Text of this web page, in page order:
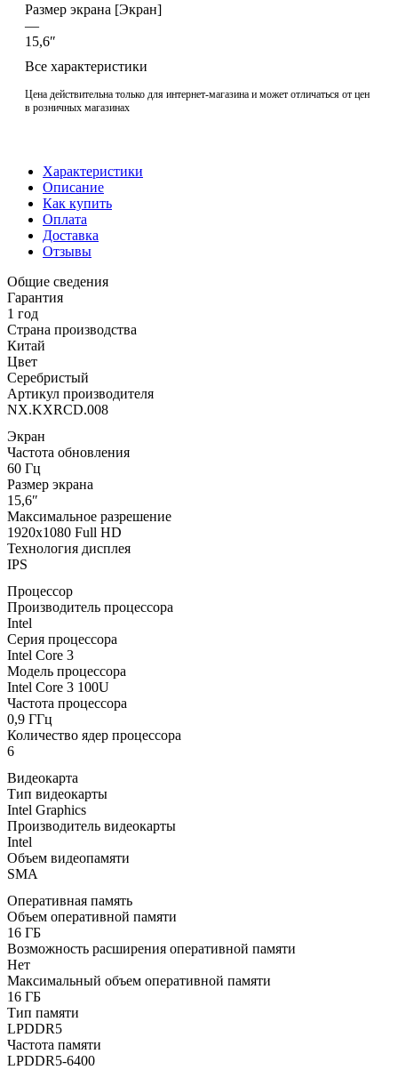
Размер экрана [Экран]
—
15,6″
Все характеристики
Цена действительна только для интернет-магазина и может отличаться от цен
в розничных магазинах
Характеристики
Описание
Как купить
Оплата
Доставка
Отзывы
Общие сведения
Гарантия
1 год
Страна производства
Китай
Цвет
Серебристый
Артикул производителя
NX.KXRCD.008
Экран
Частота обновления
60 Гц
Размер экрана
15,6″
Максимальное разрешение
1920x1080 Full HD
Технология дисплея
IPS
Процессор
Производитель процессора
Intel
Серия процессора
Intel Core 3
Модель процессора
Intel Core 3 100U
Частота процессора
0,9 ГГц
Количество ядер процессора
6
Видеокарта
Тип видеокарты
Intel Graphics
Производитель видеокарты
Intel
Объем видеопамяти
SMA
Оперативная память
Объем оперативной памяти
16 ГБ
Возможность расширения оперативной памяти
Нет
Максимальный объем оперативной памяти
16 ГБ
Тип памяти
LPDDR5
Частота памяти
LPDDR5-6400